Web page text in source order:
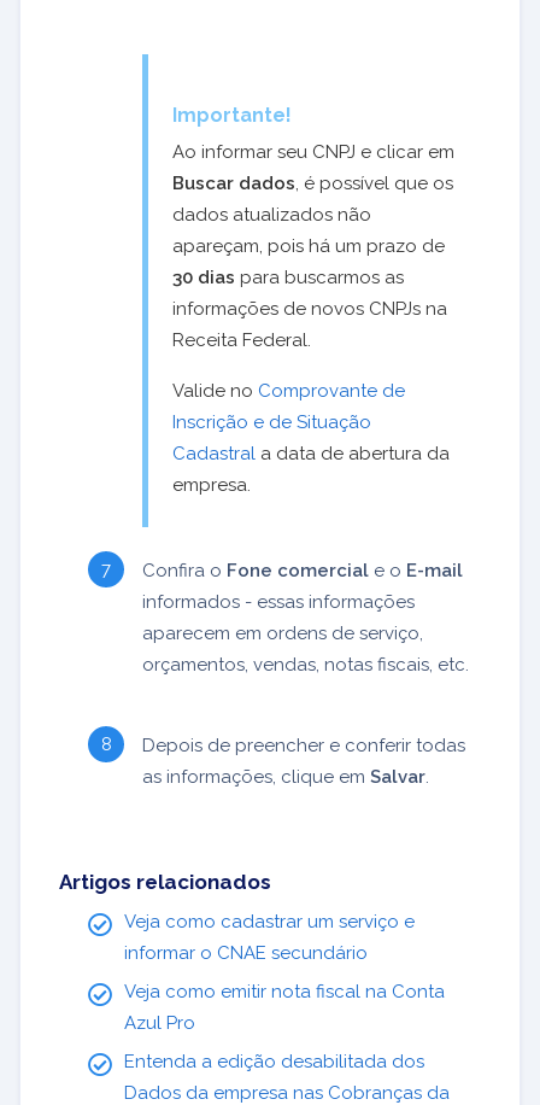
Importante!
Ao informar seu CNPJ e clicar em
Buscar dados , é possível que os
dados atualizados não
apareçam, pois há um prazo de
30 dias para buscarmos as
informações de novos CNPJs na
Receita Federal.
Valide no Comprovante de
Inscrição e de Situação
Cadastral a data de abertura da
empresa.
Confira o Fone comercial e o E-mail
informados - essas informações
aparecem em ordens de serviço,
orçamentos, vendas, notas fiscais, etc.
Depois de preencher e conferir todas
as informações, clique em Salvar
Artigos relacionados
Veja como cadastrar um serviço e
informar o CNAE secundário
Veja como emitir nota fiscal na Conta
Azul Pro
Entenda a edição desabilitada dos
Dados da empresa nas Cobranças da